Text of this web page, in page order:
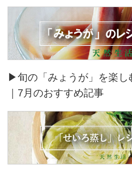
▶旬の「みょうが」を楽し
｜7月のおすすめ記事